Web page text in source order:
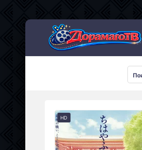
HD
Дорамы 2025 Дорамы